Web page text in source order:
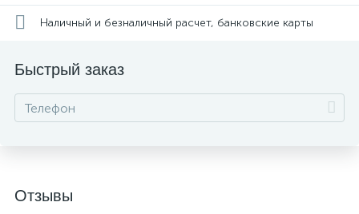
Наличный и безналичный расчет, банковские карты
Быстрый заказ
Отзывы